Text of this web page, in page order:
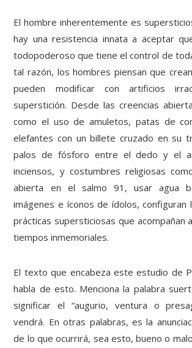
El hombre inherentemente es
hay una resistencia innata a aceptar
todopoderoso que tiene el control de
tal razón, los hombres piensan que
pueden modificar con artificios
superstición. Desde las creencias
como el uso de amuletos, patas de
elefantes con un billete cruzado en su
palos de fósforo entre el dedo y el
inciensos, y costumbres religiosas
abierta en el salmo 91, usar agua
imágenes e íconos de ídolos, configuran
prácticas supersticiosas que acompañan
tiempos inmemoriales.
El texto que encabeza este estudio de
habla de esto. Menciona la palabra
significar el “augurio, ventura o
vendrá. En otras palabras, es la
de lo que ocurrirá, sea esto, bueno o